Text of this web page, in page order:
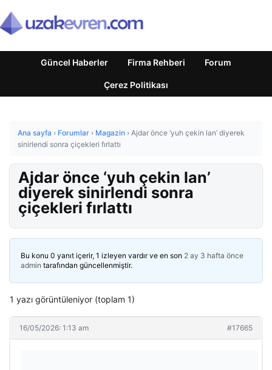
Güncel Haberler Firma Rehberi Forum
Çerez Politikası
Ana sayfa › Forumlar › Magazin › Ajdar önce ‘yuh çekin lan’ diyerek
sinirlendi sonra çiçekleri fırlattı
Ajdar önce ‘yuh çekin lan’
diyerek sinirlendi sonra
çiçekleri fırlattı
Bu konu 0 yanıt içerir, 1 izleyen vardır ve en son 2 ay 3 hafta önce
admin tarafından güncellenmiştir.
1 yazı görüntüleniyor (toplam 1)
16/05/2026: 1:13 am #17665